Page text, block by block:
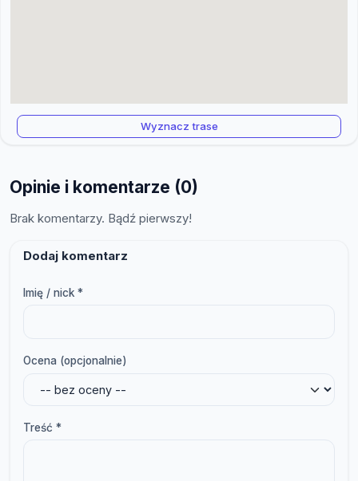
Wyznacz trase
Opinie i komentarze (0)
Brak komentarzy. Bądź pierwszy!
Dodaj komentarz
Imię / nick *
Ocena (opcjonalnie)
Treść *